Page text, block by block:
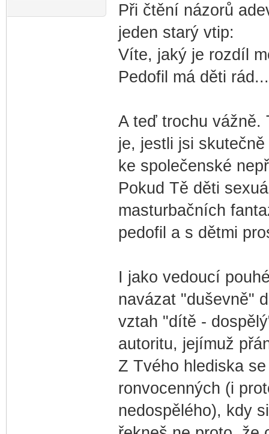
Při čtění názorů
jeden starý vtip:
Víte, jaký je rozdíl
Pedofil má děti rád...
A teď trochu vážně.
je, jestli jsi
ke společenské
Pokud Tě děti
masturbačních
pedofil a s dětmi
I jako vedoucí
navázat "duševně"
vztah "dítě -
autoritu, jejímuž
Z Tvého hlediska
ronvocenných (i
nedospělého), kdy